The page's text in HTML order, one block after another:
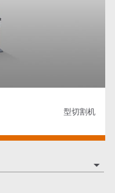
型切割机
arrow_drop_down